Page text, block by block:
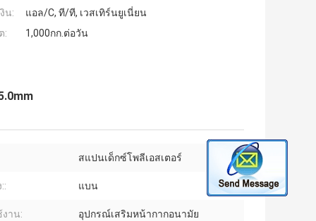
น:
แอล/C, ที/ที, เวสเทิร์นยูเนี่ยน
:
1,000กก.ต่อวัน
สแปนเด็กซ์โพลีเอสเตอร์
แบน
งาน: อุปกรณ์เสริมหน้ากากอนามัย